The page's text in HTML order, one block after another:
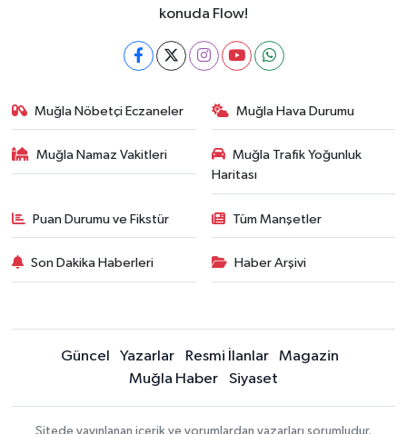
konuda Flow!
Muğla Nöbetçi Eczaneler Muğla Hava Durumu
Muğla Namaz Vakitleri
Muğla Trafik Yoğunluk
Haritası
Puan Durumu ve Fikstür Tüm Manşetler
Son Dakika Haberleri Haber Arşivi
Güncel Yazarlar Resmi İlanlar
Magazin
Muğla Haber
Siyaset
Sitede yayınlanan içerik ve yorumlardan yazarları sorumludur.